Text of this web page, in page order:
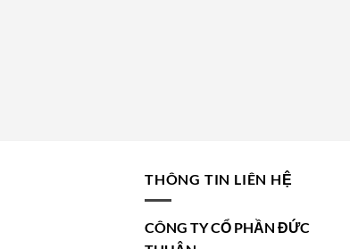
THÔNG TIN LIÊN HỆ
CÔNG TY CỔ PHẦN ĐỨC